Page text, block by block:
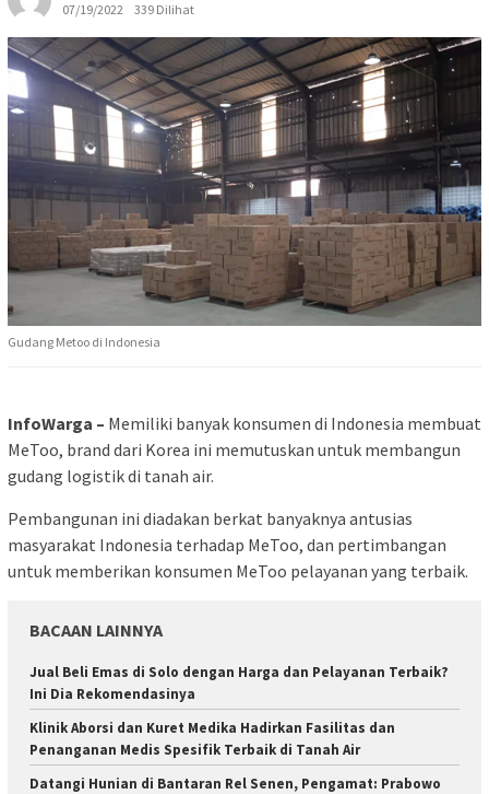
07/19/2022
339 Dilihat
Gudang Metoo di Indonesia
InfoWarga – Memiliki banyak konsumen di Indonesia membuat
MeToo, brand dari Korea ini memutuskan untuk membangun
gudang logistik di tanah air.
Pembangunan ini diadakan berkat banyaknya antusias
masyarakat Indonesia terhadap MeToo, dan pertimbangan
untuk memberikan konsumen MeToo pelayanan yang terbaik.
BACAAN LAINNYA
Jual Beli Emas di Solo dengan Harga dan Pelayanan Terbaik?
Ini Dia Rekomendasinya
Klinik Aborsi dan Kuret Medika Hadirkan Fasilitas dan
Penanganan Medis Spesifik Terbaik di Tanah Air
Datangi Hunian di Bantaran Rel Senen, Pengamat: Prabowo